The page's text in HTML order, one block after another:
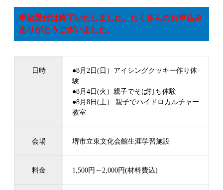
申込受付は終了いたしました。たくさんのお申込み
ありがとうございました。
日時
●8月2日(日）アイシングクッキー作り体
験
●8月4日(火）親子でそば打ち体験
●8月8日(土） 親子でハイドロカルチャー
教室
会場 堺市立東文化会館生涯学習施設
料金 1,500円～2,000円(材料費込)